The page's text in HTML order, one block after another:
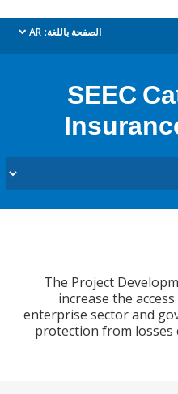
الصفحة باللغة: AR
dropdown
The Project
increase the
enterprise sector
protection from